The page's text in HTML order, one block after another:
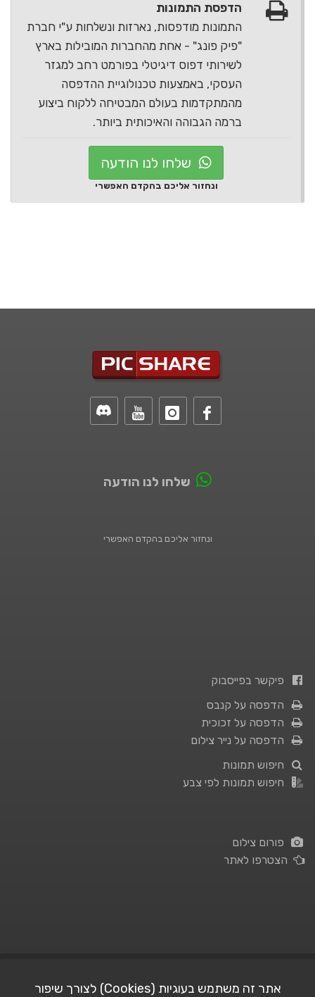
הדפסת התמונות
התמונות מודפסות, נארזות ונשלחות ע"י חברת
"פיק פונג" - אחת מהחברות המובילות בארץ
לשירותי דפוס דיגיטלי בפורמט רחב למגזר
העסקי, באמצעות טכנולוגיית ההדפסה
מהמתקדמות בעולם המבטיחה ללקוח ביצוע
ברמה הגבוהה והאיכותית ביותר.
שלחו לנו הודעה
ונחזור אליכם בהקדם האפשרי
שלחו לנו הודעה
ונחזור אליכם בהקדם האפשרי
פיקשר בפייסבוק
הדפסה על קנבס
הדפסה על זכוכית
הדפסה על נייר צילום
חיפוש תמונות
חיפוש תמונות לפי צבע
פורום צילום
הצטרפו לאתר
אתר זה משתמש בעוגיות (Cookies) לצורך שיפור